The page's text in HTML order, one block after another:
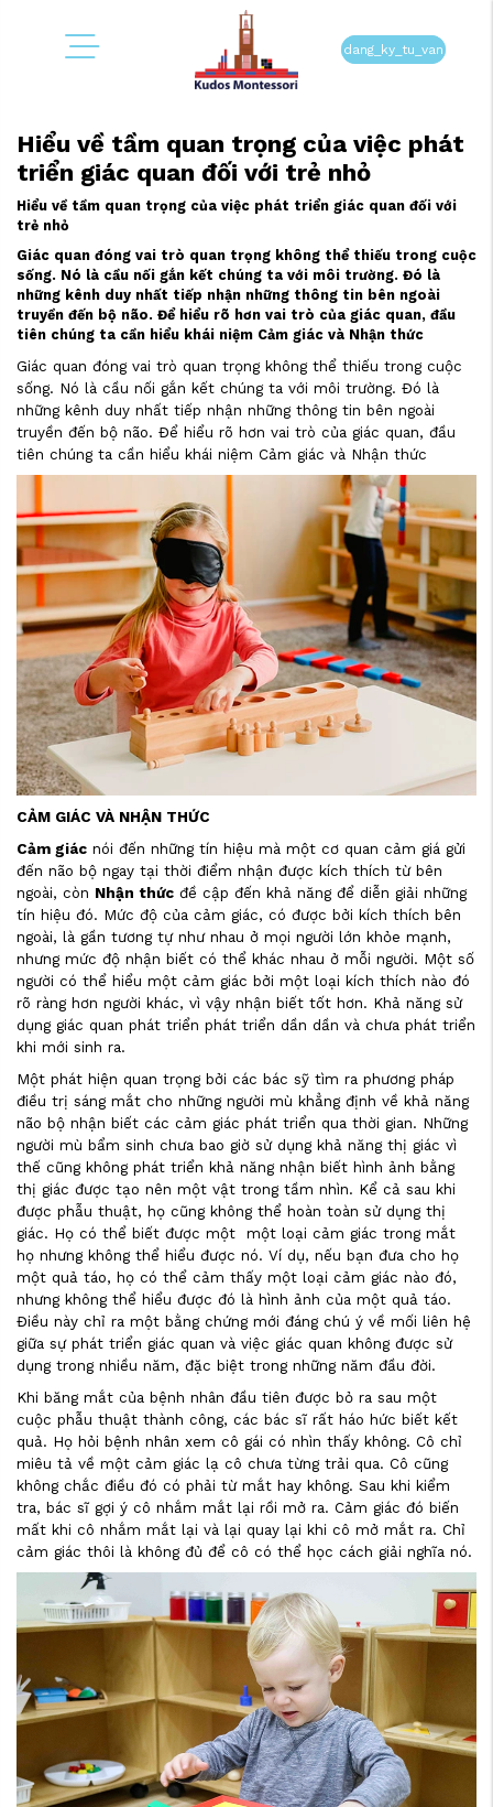
dang_ky_tu_van
Hiểu về tầm quan trọng của việc phát
triển giác quan đối với trẻ nhỏ
Hiểu về tầm quan trọng của việc phát triển giác quan đối với
trẻ nhỏ
Giác quan đóng vai trò quan trọng không thể thiếu trong cuộc
sống. Nó là cầu nối gắn kết chúng ta với môi trường. Đó là
những kênh duy nhất tiếp nhận những thông tin bên ngoài
truyền đến bộ não. Để hiểu rõ hơn vai trò của giác quan, đầu
tiên chúng ta cần hiểu khái niệm Cảm giác và Nhận thức
Giác quan đóng vai trò quan trọng không thể thiếu trong cuộc
sống. Nó là cầu nối gắn kết chúng ta với môi trường. Đó là
những kênh duy nhất tiếp nhận những thông tin bên ngoài
truyền đến bộ não. Để hiểu rõ hơn vai trò của giác quan, đầu
tiên chúng ta cần hiểu khái niệm Cảm giác và Nhận thức
CẢM GIÁC VÀ NHẬN THỨC
Cảm giác nói đến những tín hiệu mà một cơ quan cảm giá gửi
đến não bộ ngay tại thời điểm nhận được kích thích từ bên
ngoài, còn Nhận thức đề cập đến khả năng để diễn giải những
tín hiệu đó. Mức độ của cảm giác, có được bởi kích thích bên
ngoài, là gần tương tự như nhau ở mọi người lớn khỏe mạnh,
nhưng mức độ nhận biết có thể khác nhau ở mỗi người. Một số
người có thể hiểu một cảm giác bởi một loại kích thích nào đó
rõ ràng hơn người khác, vì vậy nhận biết tốt hơn. Khả năng sử
dụng giác quan phát triển phát triển dần dần và chưa phát triển
khi mới sinh ra.
Một phát hiện quan trọng bởi các bác sỹ tìm ra phương pháp
điều trị sáng mắt cho những người mù khẳng định về khả năng
não bộ nhận biết các cảm giác phát triển qua thời gian. Những
người mù bẩm sinh chưa bao giờ sử dụng khả năng thị giác vì
thế cũng không phát triển khả năng nhận biết hình ảnh bằng
thị giác được tạo nên một vật trong tầm nhìn. Kể cả sau khi
được phẫu thuật, họ cũng không thể hoàn toàn sử dụng thị
giác. Họ có thể biết được một một loại cảm giác trong mắt
họ nhưng không thể hiểu được nó. Ví dụ, nếu bạn đưa cho họ
một quả táo, họ có thể cảm thấy một loại cảm giác nào đó,
nhưng không thể hiểu được đó là hình ảnh của một quả táo.
Điều này chỉ ra một bằng chứng mới đáng chú ý về mối liên hệ
giữa sự phát triển giác quan và việc giác quan không được sử
dụng trong nhiều năm, đặc biệt trong những năm đầu đời.
Khi băng mắt của bệnh nhân đầu tiên được bỏ ra sau một
cuộc phẫu thuật thành công, các bác sĩ rất háo hức biết kết
quả. Họ hỏi bệnh nhân xem cô gái có nhìn thấy không. Cô chỉ
miêu tả về một cảm giác lạ cô chưa từng trải qua. Cô cũng
không chắc điều đó có phải từ mắt hay không. Sau khi kiểm
tra, bác sĩ gợi ý cô nhắm mắt lại rồi mở ra. Cảm giác đó biến
mất khi cô nhắm mắt lại và lại quay lại khi cô mở mắt ra. Chỉ
cảm giác thôi là không đủ để cô có thể học cách giải nghĩa nó.